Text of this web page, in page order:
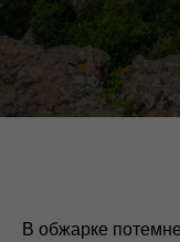
В обжарке